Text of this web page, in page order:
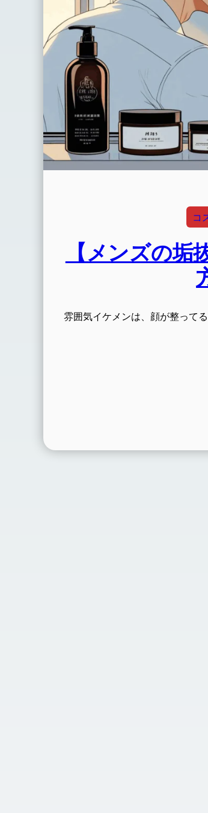
コ
【メンズの
雰囲気イケメンは、顔が整って